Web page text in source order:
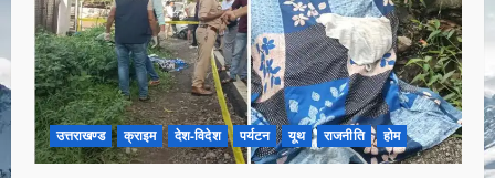
उत्तराखण्ड क्राइम देश-विदेश पर्यटन यूथ राजनीति होम